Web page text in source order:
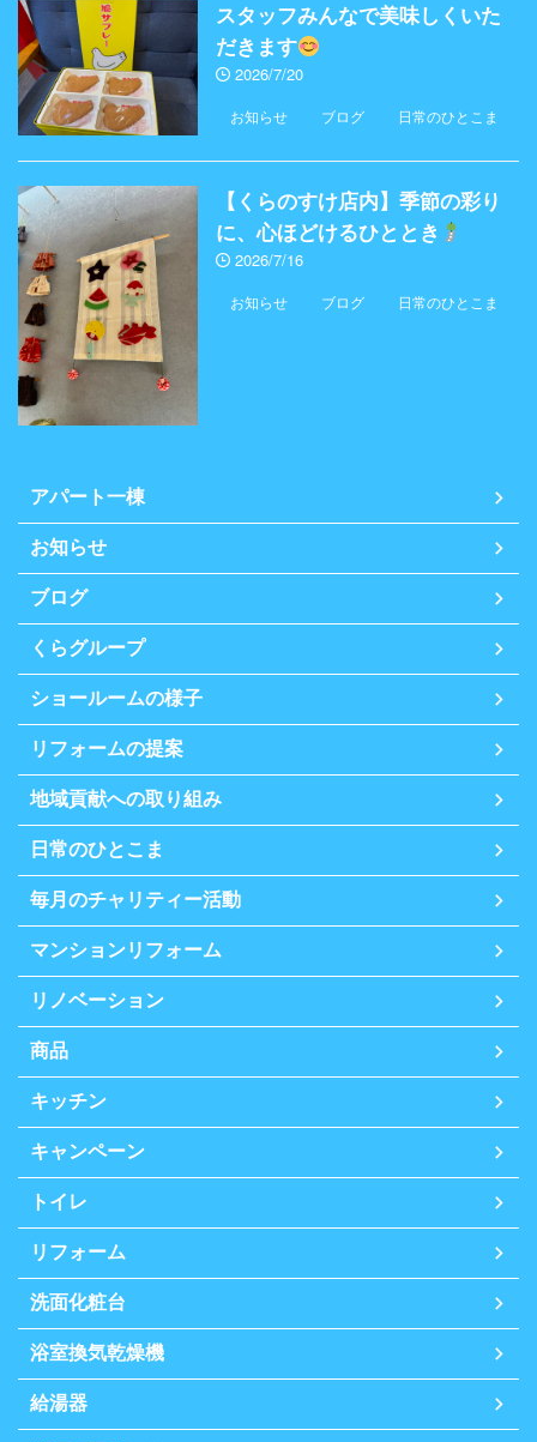
スタッフみんなで美味しくいた
だきます
2026/7/20
お知らせ ブログ 日常のひとこま
【くらのすけ店内】季節の彩り
に、心ほどけるひととき
2026/7/16
お知らせ ブログ 日常のひとこま
アパート一棟
お知らせ
ブログ
くらグループ
ショールームの様子
リフォームの提案
地域貢献への取り組み
日常のひとこま
毎月のチャリティー活動
マンションリフォーム
リノベーション
商品
キッチン
キャンペーン
トイレ
リフォーム
洗面化粧台
浴室換気乾燥機
給湯器